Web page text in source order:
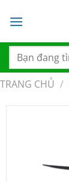
đến
dung
Tìm
kiếm:
TRANG CHỦ /